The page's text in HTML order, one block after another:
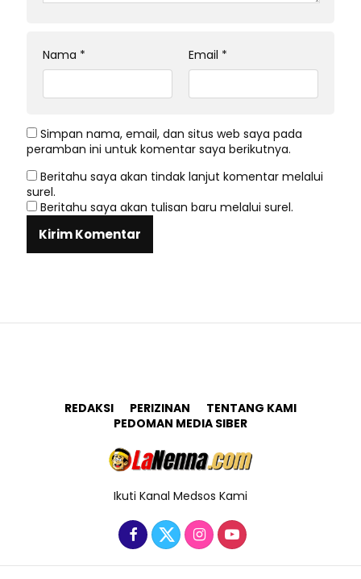
Nama * Email *
Simpan nama, email, dan situs web saya pada
peramban ini untuk komentar saya berikutnya.
Beritahu saya akan tindak lanjut komentar melalui
surel.
Beritahu saya akan tulisan baru melalui surel.
REDAKSI PERIZINAN
TENTANG KAMI
PEDOMAN MEDIA SIBER
Ikuti Kanal Medsos Kami